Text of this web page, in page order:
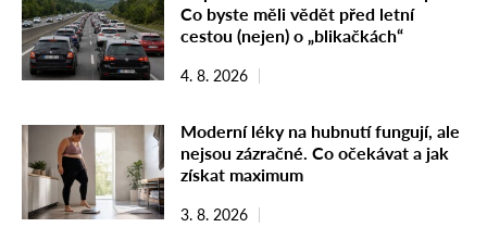
Co byste měli vědět před letní
cestou (nejen) o „blikačkách“
4. 8. 2026
Moderní léky na hubnutí fungují, ale
nejsou zázračné. Co očekávat a jak
získat maximum
3. 8. 2026